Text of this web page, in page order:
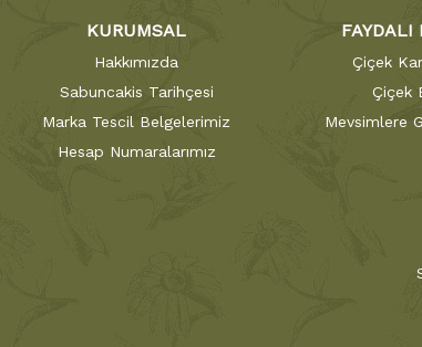
KURUMSAL
Hakkımızda
Sabuncakis Tarihçesi
Marka Tescil Belgelerimiz
Hesap Numaralarımız
FAYDALI
Çiçek
Çiçek
Mevsimlere